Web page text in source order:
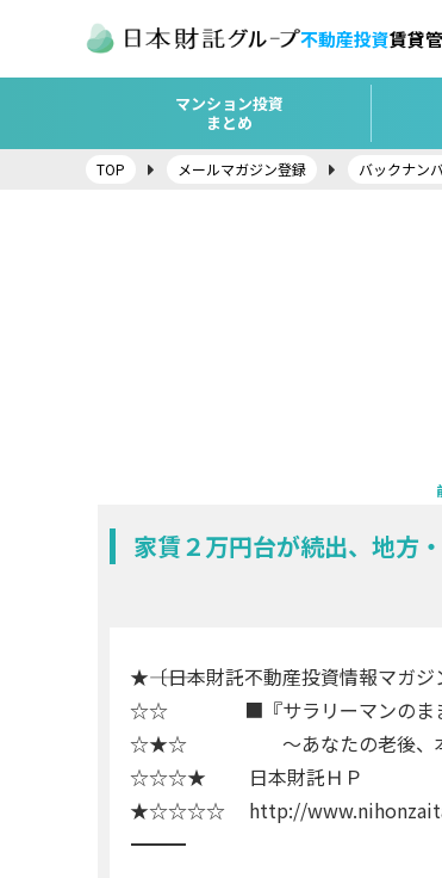
不動産投資賃貸
マンション投資
まとめ
TOP メールマガジン登録 バックナン
家賃２万円台が続出、地方
★―――〔日本財託不動産投資情報マガジン〕
☆☆ ■『サラリーマンのまま
☆★☆ ～あなたの老後、本当
☆☆☆★ 日本財託ＨＰ
★☆☆☆☆ http://
―――――――――――――――――――――――――――――――――――